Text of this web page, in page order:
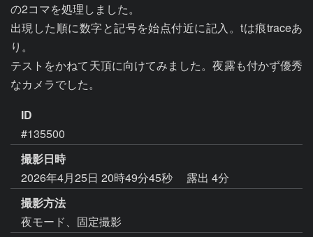
の2コマを処理しました。
出現した順に数字と記号を始点付近に記入。tは痕traceあ
り。
テストをかねて天頂に向けてみました。夜露も付かず優秀
なカメラでした。
ID
#135500
撮影日時
2026年4月25日 20時49分45秒
露出 4分
撮影方法
夜モード、固定撮影